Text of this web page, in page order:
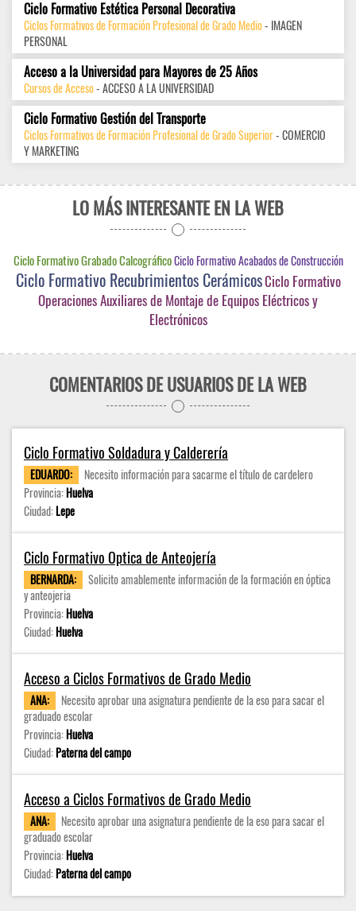
Ciclo Formativo Estética Personal Decorativa
Ciclos Formativos de Formación Profesional de Grado Medio- IMAGEN
PERSONAL
Acceso a la Universidad para Mayores de 25 Años
Cursos de Acceso- ACCESO A LA UNIVERSIDAD
Ciclo Formativo Gestión del Transporte
Ciclos Formativos de Formación Profesional de Grado Superior- COMERCIO
Y MARKETING
LO MÁS INTERESANTE EN LA WEB
Ciclo Formativo Grabado CalcográficoCiclo Formativo Acabados de Construcción
Ciclo Formativo Recubrimientos CerámicosCiclo Formativo
Operaciones Auxiliares de Montaje de Equipos Eléctricos y
Electrónicos
COMENTARIOS DE USUARIOS DE LA WEB
Ciclo Formativo Soldadura y Calderería
EDUARDO:
Necesito información para sacarme el título de cardelero
Provincia:Huelva
Ciudad:Lepe
Ciclo Formativo Optica de Anteojería
BERNARDA:
Solicito amablemente información de la formación en óptica
y anteojeria
Provincia:Huelva
Ciudad:Huelva
Acceso a Ciclos Formativos de Grado Medio
ANA:
Necesito aprobar una asignatura pendiente de la eso para sacar el
graduado escolar
Provincia:Huelva
Ciudad:Paterna del campo
Acceso a Ciclos Formativos de Grado Medio
ANA:
Necesito aprobar una asignatura pendiente de la eso para sacar el
graduado escolar
Provincia:Huelva
Ciudad:Paterna del campo